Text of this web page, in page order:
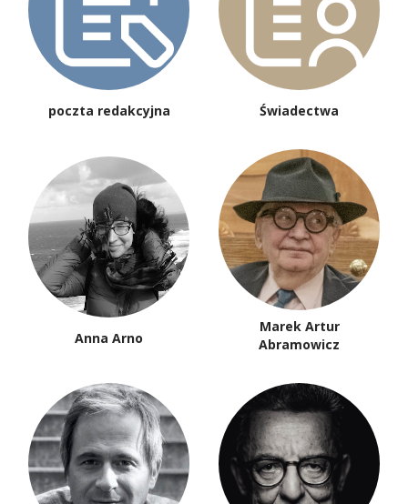
poczta redakcyjna Świadectwa
Anna Arno
Marek Artur
Abramowicz